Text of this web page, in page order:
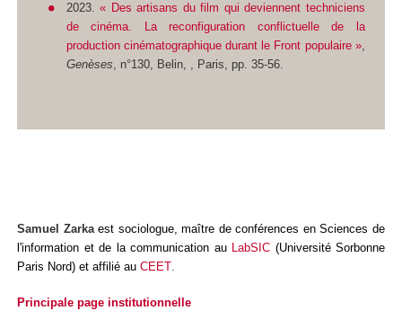
2023.« Des artisans du film qui deviennent techniciens
de cinéma. La reconfiguration conflictuelle de la
production cinématographique durant le Front populaire »,
Genèses, n°130, Belin, , Paris, pp. 35-56.
Samuel Zarkaest sociologue, maître de conférences en Sciences de
l'information et de la communication au
LabSIC (Université Sorbonne
Paris Nord) et affilié au CEET
Principale page institutionnelle